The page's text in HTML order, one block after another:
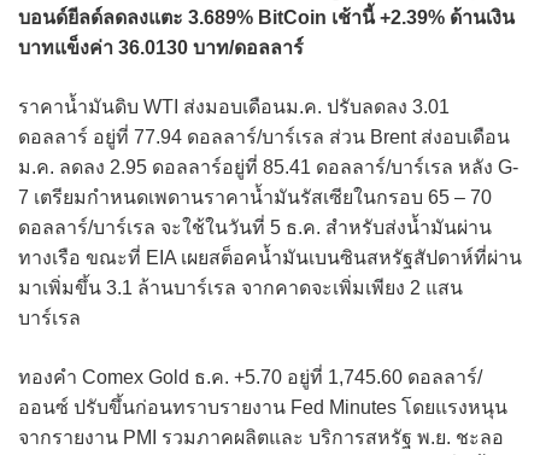
บอนด์ยีลด์ลดลงแตะ 3.689% BitCoin เช้านี้ +2.39% ด้านเงิน
บาทแข็งค่า 36.0130 บาท/ดอลลาร์
ราคาน้ำมันดิบ WTI ส่งมอบเดือนม.ค. ปรับลดลง 3.01
ดอลลาร์ อยู่ที่ 77.94 ดอลลาร์/บาร์เรล ส่วน Brent ส่งอบเดือน
ม.ค. ลดลง 2.95 ดอลลาร์อยู่ที่ 85.41 ดอลลาร์/บาร์เรล หลัง G-
7 เตรียมกำหนดเพดานราคาน้ำมันรัสเซียในกรอบ 65 – 70
ดอลลาร์/บาร์เรล จะใช้ในวันที่ 5 ธ.ค. สำหรับส่งน้ำมันผ่าน
ทางเรือ ขณะที่ EIA เผยสต็อคน้ำมันเบนซินสหรัฐสัปดาห์ที่ผ่าน
มาเพิ่มขึ้น 3.1 ล้านบาร์เรล จากคาดจะเพิ่มเพียง 2 แสน
บาร์เรล
ทองคำ Comex Gold ธ.ค. +5.70 อยู่ที่ 1,745.60 ดอลลาร์/
ออนซ์ ปรับขึ้นก่อนทราบรายงาน Fed Minutes โดยแรงหนุน
จากรายงาน PMI รวมภาคผลิตและ บริการสหรัฐ พ.ย. ชะลอ